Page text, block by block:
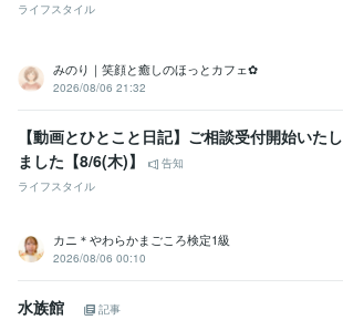
ライフスタイル
みのり｜笑顔と癒しのほっとカフェ✿
2026/08/06 21:32
【動画とひとこと日記】ご相談受付開始いたし
ました【8/6(木)】
告知
ライフスタイル
カニ＊やわらかまごころ検定1級
2026/08/06 00:10
水族館
記事